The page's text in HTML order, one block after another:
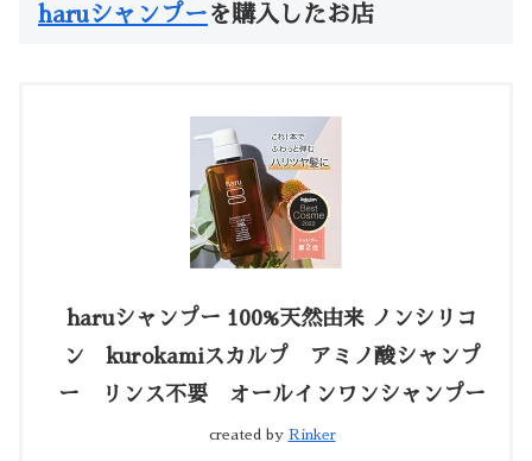
haruシャンプー を購入したお店
haruシャンプー 100%天然由来 ノンシリコ
ン kurokamiスカルプ アミノ酸シャンプ
ー リンス不要 オールインワンシャンプー
created by Rinker